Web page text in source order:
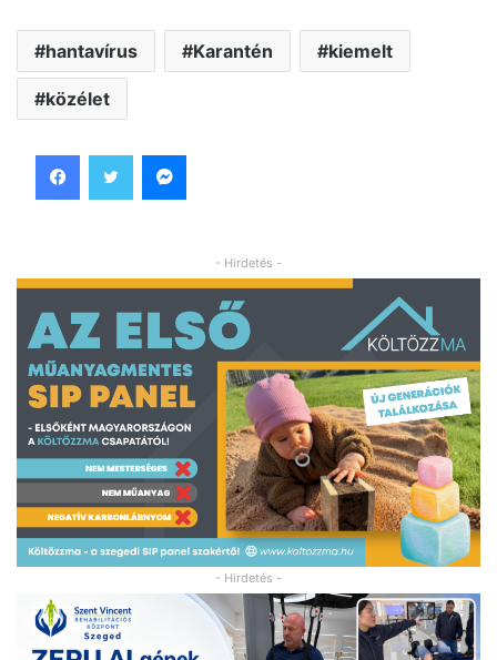
hantavírus Karantén kiemelt
közélet
- Hirdetés -
- Hirdetés -